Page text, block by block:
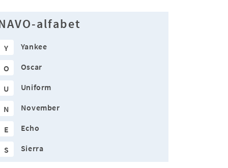
alfabet
Y Yankee
O Oscar
U Uniform
N November
E Echo
S Sierra